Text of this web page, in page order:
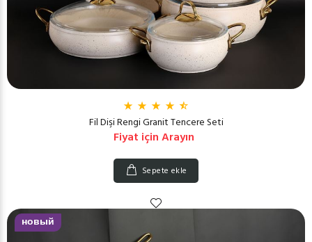
Fil Dişi Rengi Granit Tencere Seti
Fiyat için Arayın
Sepete ekle
новый